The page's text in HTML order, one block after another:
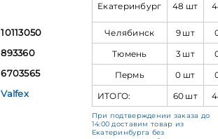
10113050
893360
6703565
Valfex
Екатеринбург 48 шт
Челябинск 9 шт
Тюмень
3 шт
Пермь
0 шт
ИТОГО:
60 шт
При подтверждении заказа до
14:00 доставим товар из
Екатеринбурга без